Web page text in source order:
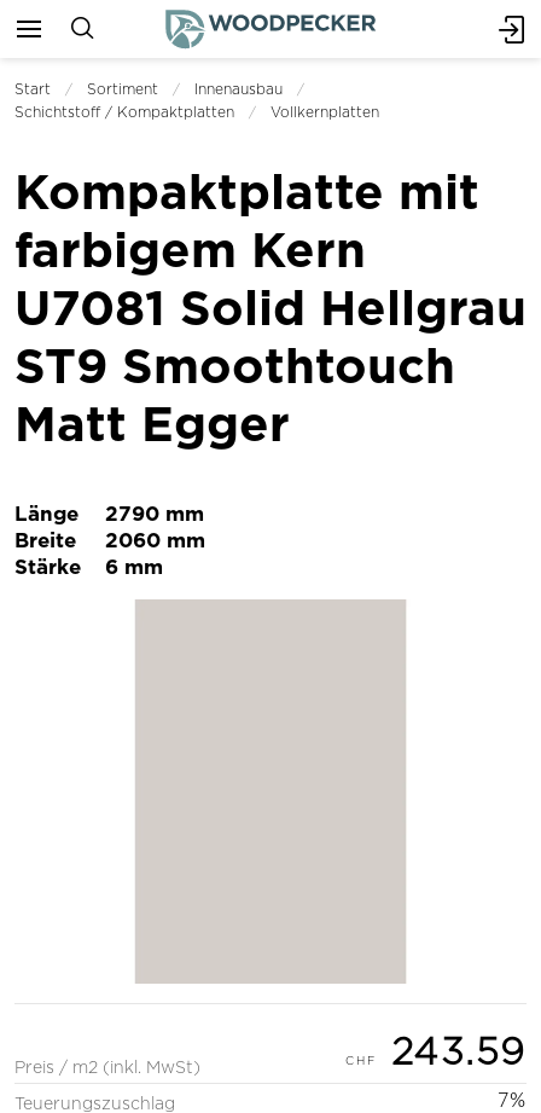
Start Sortiment
Innenausbau
Schichtstoff / Kompaktplatten
Vollkernplatten
Kompaktplatte mit
farbigem Kern
U7081 Solid Hellgrau
ST9 Smoothtouch
Matt Egger
Länge
2790 mm
Breite
2060 mm
Stärke
6 mm
Preis / m2 (inkl. MwSt) 243.59
Teuerungszuschlag 7%